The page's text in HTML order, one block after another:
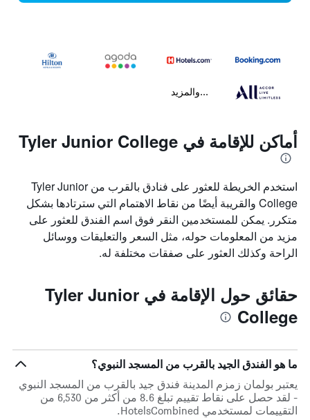
...والمزيد
أماكن للإقامة في Tyler Junior College
استخدم الخريطة للعثور على فنادق بالقرب من Tyler Junior
College والقريبة أيضًا من نقاط الاهتمام التي سترتادها بشكل
متكرر. يمكن للمستخدمين النقر فوق اسم الفندق للعثور على
مزيد من المعلومات حوله، مثل السعر والتعليقات ووسائل
الراحة وكذلك العثور على صفقات مختلفة له.
حقائق حول الإقامة في Tyler Junior
College
ما هو الفندق الجيد بالقرب من المسجد النبوي؟
يعتبر بولمان زمزم المدينة فندق جيد بالقرب من المسجد النبوي
- لقد حصل على نقاط تقييم تبلغ 8.6 من أكثر من 6,530 من
التقييمات لمستخدمي HotelsCombined.